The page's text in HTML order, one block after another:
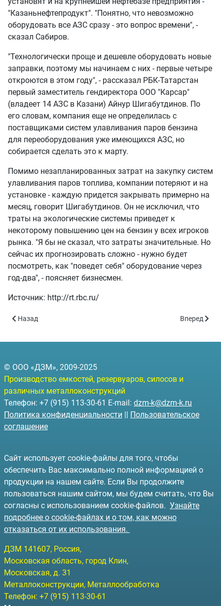
"Казаньнефтепродукт". "Понятно, что невозможно
оборудовать все АЗС сразу - это вопрос времени", -
сказал Сабиров.
"Технологически проще и дешевле оборудовать новые
заправки, поэтому мы начинаем с них - первые четыре
откроются в этом году", - рассказал РБК-Татарстан
первый заместитель гендиректора ООО "Карсар"
(владеет 14 АЗС в Казани) Айнур Шигабутдинов. По
его словам, компания еще не определилась с
поставщиками систем улавливания паров бензина
для переоборудования уже имеющихся АЗС, но
собирается сделать это к марту.
Помимо незапланированных затрат на закупку систем
улавливания паров топлива, компании потеряют и на
установке - каждую придется закрывать примерно на
месяц, говорит Шигабутдинов. Он не исключил, что
траты на экологические системы приведет к
некоторому повышению цен на бензин у всех игроков
рынка. "Я бы не сказал, что затраты значительные. Но
сейчас их прогнозировать сложно - нужно будет
посмотреть, как "поведет себя" оборудование через
год-два", - поясняет бизнесмен.
Источник: http://rt.rbc.ru/
Предыдущий: В России создадут базу АЗС и придорожных кафе
Назад Следующий:
Вперед
© ООО «ДЗМ», 2009-2025
Производство емкостей, резервуаров, силосов и
различных металлоконструкций
Телефон: +7 (915) 113-30-61 E-mail: dzm-k@dzm-k.ru
Политика конфиденциальности || Пользовательское
соглашение
Сайт использует cookie-файлы для того, чтобы
обеспечить Вас максимально полной информацией о
продукции на нашем сайте. Если Вы продолжите
пользоваться нашим сайтом, мы будем считать, что Вы
согласны с использованием cookie-файлов. Узнайте
подробнее о cookie-файлах и о том, как можно
отказаться от их использования.
ДЗМ 141607, Россия,
Московская область, город Клин,
Московская, д. 31
Металлоконструкции, Металлообработка
Телефон: +7 (915) 113-30-61